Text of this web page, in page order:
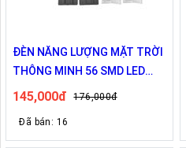
ĐÈN NĂNG LƯỢNG MẶT TRỜI
THÔNG MINH 56 SMD LED
chùm
145,000đ 176,000đ
Đã bán: 16